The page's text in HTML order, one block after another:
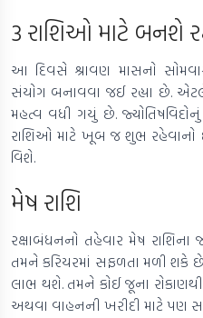
3 રાશિઓ માટે બનશે
આ દિવસે શ્રાવણ માસનો
સંયોગ બનાવવા જઈ રહ્યા છે.
મહત્વ વધી ગયું છે.
રાશિઓ માટે ખૂબ જ શુભ
વિશે.
મેષ રાશિ
રક્ષાબંધનનો તહેવાર મેષ
તમને કરિયરમાં સફળતા મળી શકે
લાભ થશે. તમને કોઈ જૂના
અથવા વાહનની ખરીદી માટે પણ